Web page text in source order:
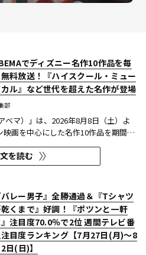
でディズニー名作10作品を毎
料放送！『ハイスクール・ミュー
ル』など世代を超えた名作が登場
部
ベマ）」は、2026年8月8日（土）よ
画を中心にした名作10作品を期間限
。
を読む
バレー男子』全勝通過＆『Tシャツ
くまで』好調！『ポツンと一軒
注目度70.0％で2位 週間テレビ番
目度ランキング【7月27日(月)～8
日(日)】